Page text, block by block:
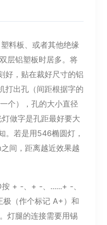
料板、或者其他绝缘
层铝塑板时居多。将
好，贴在裁好尺寸的铝
打出孔（间距根据字的
个），孔的大小直径
做字是孔距最好要大
。若是用546椭圆灯，
间，距离越近效果越
+ -、+ -、......+ -、
（作个标记 A+）和
灯腿的连接需要用锡